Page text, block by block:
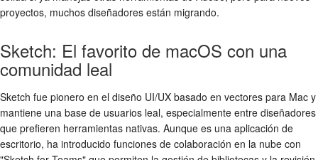
proyectos, muchos diseñadores están migrando.
Sketch: El favorito de macOS con una
comunidad leal
Sketch fue pionero en el diseño UI/UX basado en vectores para Mac y
mantiene una base de usuarios leal, especialmente entre diseñadores
que prefieren herramientas nativas. Aunque es una aplicación de
escritorio, ha introducido funciones de colaboración en la nube con